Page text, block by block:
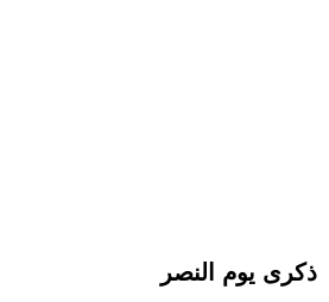
ذكرى يوم النصر